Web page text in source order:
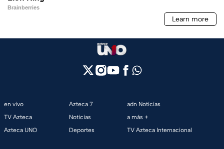
en vivo
TV Azteca
Azteca UNO
Azteca 7
Noticias
Deportes
adn Noticias
a más +
TV Azteca Internacional